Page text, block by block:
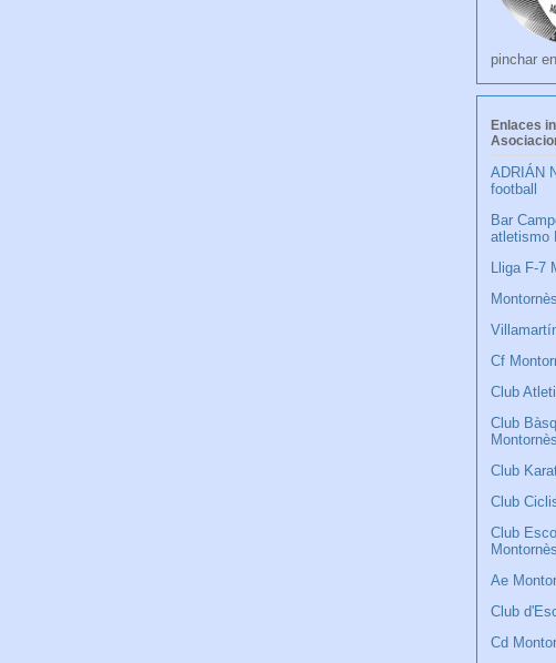
pinchar
Enlaces
ADRIÁN
football
Bar
atletismo
Lliga F-7
Cf
Club
Club
Montornès
Club
Club
Club
Montornès
Ae
Club
Cd